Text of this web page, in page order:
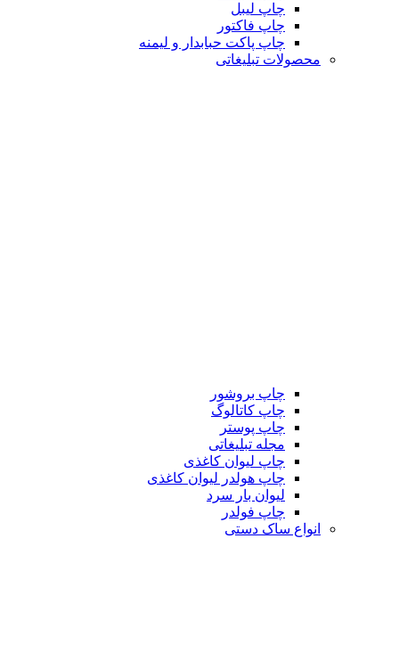
چاپ لیبل
چاپ فاکتور
چاپ پاکت حبابدار و لیمنه
محصولات تبلیغاتی
چاپ بروشور
چاپ کاتالوگ
چاپ پوستر
مجله تبلیغاتی
چاپ لیوان کاغذی
چاپ هولدر لیوان کاغذی
لیوان بار سرد
چاپ فولدر
انواع ساک دستی